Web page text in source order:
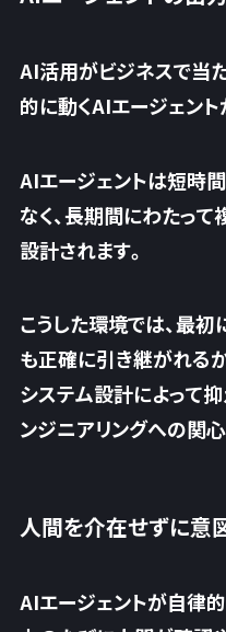
AI活用がビジネスで当
的に動くAIエージェン
AIエージェントは短時
なく、長期間にわたっ
設計されます。
こうした環境では、最
も正確に引き継がれる
システム設計によって
ンジニアリングへの関
人間を介在せずに意
AIエージェントが自律